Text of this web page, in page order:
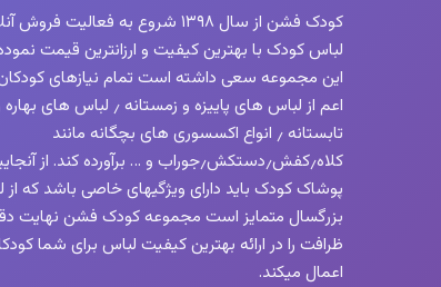
کودک فشن از سال ۱۳۹۸ شروع به فعالیت فروش
لباس کودک با بهترین کیفیت و ارزانترین قیمت
این مجموعه سعی داشته است تمام نیازهای
اعم از لباس های پاییزه و زمستانه ٫ لباس های
تابستانه ٫ انواع اکسسوری های بچگانه مانند
کلاه٫کفش٫دستکش٫جوراب و … برآورده کند. از
پوشاک کودک باید دارای ویژگیهای خاصی باشد که از
بزرگسال متمایز است مجموعه کودک فشن نهایت
ظرافت را در ارائه بهترین کیفیت لباس برای شما
اعمال میکند.